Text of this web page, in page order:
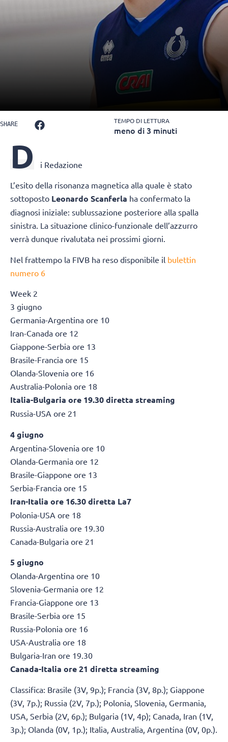
SHARE TEMPO DI LETTURA
meno di 3 minuti
D i Redazione
L’esito della risonanza magnetica alla quale è stato
sottoposto Leonardo Scanferla ha confermato la
diagnosi iniziale: sublussazione posteriore alla spalla
sinistra. La situazione clinico-funzionale dell’azzurro
verrà dunque rivalutata nei prossimi giorni.
Nel frattempo la FIVB ha reso disponibile il bulettin
numero 6
Week 2
3 giugno
Germania-Argentina ore 10
Iran-Canada ore 12
Giappone-Serbia ore 13
Brasile-Francia ore 15
Olanda-Slovenia ore 16
Australia-Polonia ore 18
Italia-Bulgaria ore 19.30 diretta streaming
Russia-USA ore 21
4 giugno
Argentina-Slovenia ore 10
Olanda-Germania ore 12
Brasile-Giappone ore 13
Serbia-Francia ore 15
Iran-Italia ore 16.30 diretta La7
Polonia-USA ore 18
Russia-Australia ore 19.30
Canada-Bulgaria ore 21
5 giugno
Olanda-Argentina ore 10
Slovenia-Germania ore 12
Francia-Giappone ore 13
Brasile-Serbia ore 15
Russia-Polonia ore 16
USA-Australia ore 18
Bulgaria-Iran ore 19.30
Canada-Italia ore 21 diretta streaming
Classifica: Brasile (3V, 9p.); Francia (3V, 8p.); Giappone
(3V, 7p.); Russia (2V, 7p.); Polonia, Slovenia, Germania,
USA, Serbia (2V, 6p.); Bulgaria (1V, 4p); Canada, Iran (1V,
3p.); Olanda (0V, 1p.); Italia, Australia, Argentina (0V, 0p.).